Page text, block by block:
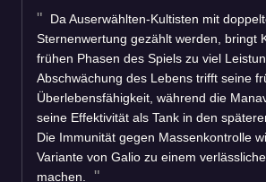
Da Auserwählten-Kultisten mit
Sternenwertung gezählt werden, bringt
frühen Phasen des Spiels zu viel
Abschwächung des Lebens trifft seine
Überlebensfähigkeit, während die
seine Effektivität als Tank in den
Die Immunität gegen Massenkontrolle
Variante von Galio zu einem
machen.